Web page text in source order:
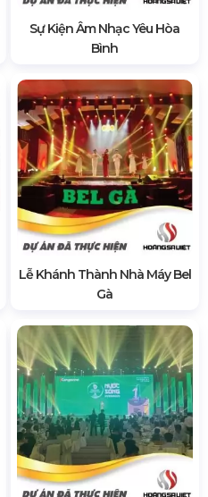
Sự Kiện Âm Nhạc Yêu Hòa
Bình
Lễ Khánh Thành Nhà Máy Bel
Gà